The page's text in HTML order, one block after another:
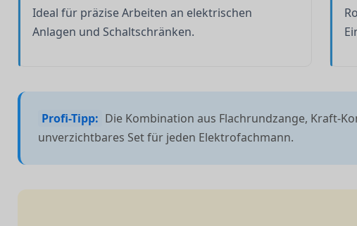
Ideal für präzise Arbeiten an elektrischen
Anlagen und Schaltschränken.
Profi-Tipp: Die Kombination aus Flachrundzange, Kraft-
unverzichtbares Set für jeden Elektrofachmann.